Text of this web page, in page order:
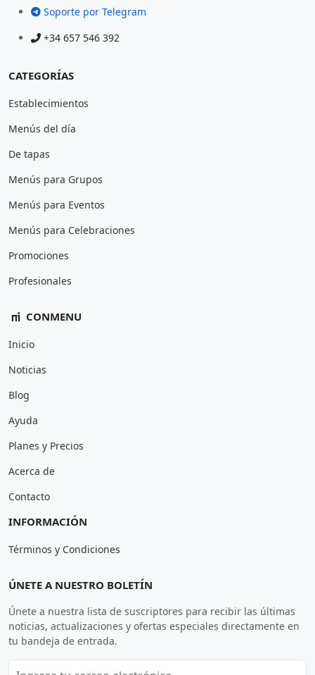
Soporte por Telegram
+34 657 546 392
CATEGORÍAS
Establecimientos
Menús del día
De tapas
Menús para Grupos
Menús para Eventos
Menús para Celebraciones
Promociones
Profesionales
CONMENU
Inicio
Noticias
Blog
Ayuda
Planes y Precios
Acerca de
Contacto
INFORMACIÓN
Términos y Condiciones
ÚNETE A NUESTRO BOLETÍN
Únete a nuestra lista de suscriptores para recibir las últimas
noticias, actualizaciones y ofertas especiales directamente en
tu bandeja de entrada.